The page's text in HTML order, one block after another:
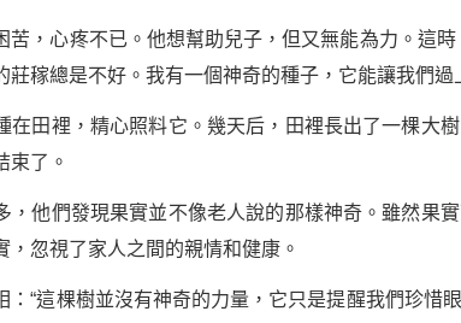
苦，心疼不已。他想幫助兒子，但又無能為力。這
莊稼總是不好。我有一個神奇的種子，它能讓我們過
在田裡，精心照料它。幾天后，田裡長出了一棵大
束了。
，他們發現果實並不像老人說的那樣神奇。雖然果
，忽視了家人之間的親情和健康。
：“這棵樹並沒有神奇的力量，它只是提醒我們珍惜